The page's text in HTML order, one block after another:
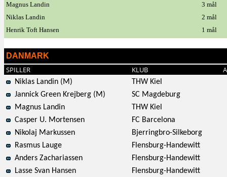
Magnus Landin
3 mål
Niklas Landin
2 mål
Henrik Toft Hansen
1 mål
DANMARK
SPILLER KLUB
Niklas Landin (M)
THW Kiel
Jannick Green Krejberg (M)
SC Magdeburg
Magnus Landin
THW Kiel
Casper U. Mortensen
FC Barcelona
Nikolaj Markussen
Bjerringbro-Silkeborg
Rasmus Lauge
Flensburg-Handewitt
Anders Zachariassen
Flensburg-Handewitt
Lasse Svan Hansen
Flensburg-Handewitt